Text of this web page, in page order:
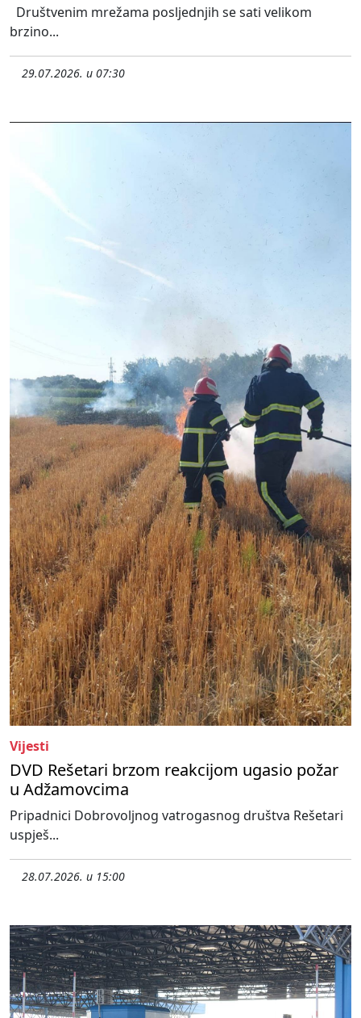
Društvenim mrežama posljednjih se sati velikom
brzino...
29.07.2026. u 07:30
Vijesti
DVD Rešetari brzom reakcijom ugasio požar
u Adžamovcima
Pripadnici Dobrovoljnog vatrogasnog društva Rešetari
uspješ...
28.07.2026. u 15:00